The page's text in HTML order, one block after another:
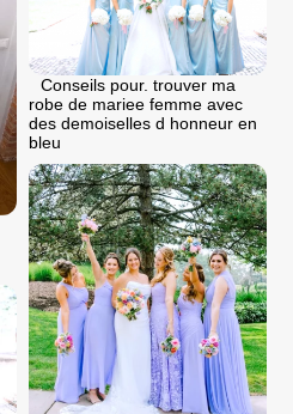
Conseils pour. trouver ma
robe de mariee femme avec
des demoiselles d honneur en
bleu